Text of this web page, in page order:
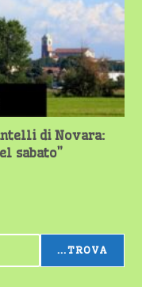
di Novara:
sabato”
...TROVA